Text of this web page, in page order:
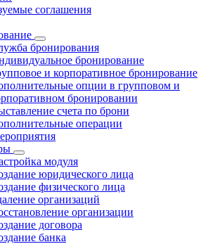
соглашения
бронирования
бронирование
и корпоративное бронирование
опции в групповом и
бронировании
счета по брони
операции
модуля
юридического лица
физического лица
организаций
организации
договора
банка